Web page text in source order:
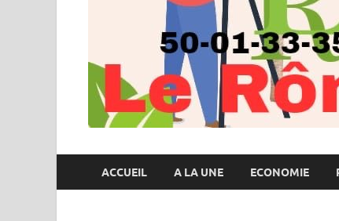
ACCUEIL A LA UNE ECONOMIE